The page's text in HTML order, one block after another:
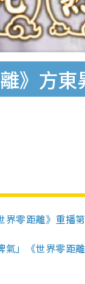
》方東
界零距離》重播第
氣」《世界零距